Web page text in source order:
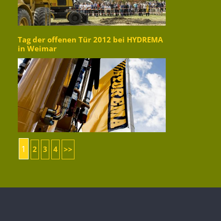
Tag der offenen Tür 2012 bei HYDREMA
in Weimar
1 2 3 4 >>